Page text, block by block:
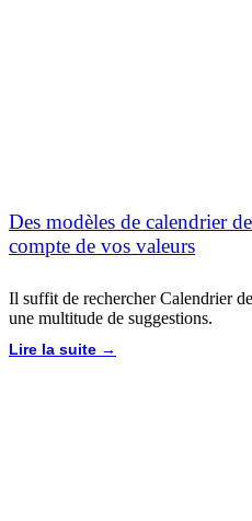
Des modèles de calendrier
compte de vos valeurs
Il suffit de rechercher Calendrier
une multitude de suggestions.
Lire la suite →